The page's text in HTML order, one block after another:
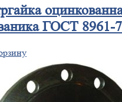
ГОСТ 8961-